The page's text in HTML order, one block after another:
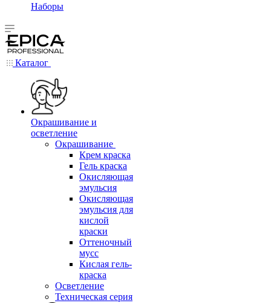
Наборы
Каталог
Окрашивание и
осветление
Окрашивание
Крем краска
Гель краска
Окисляющая
эмульсия
Окисляющая
эмульсия для
кислой
краски
Оттеночный
мусс
Кислая гель-
краска
Осветление
Техническая серия